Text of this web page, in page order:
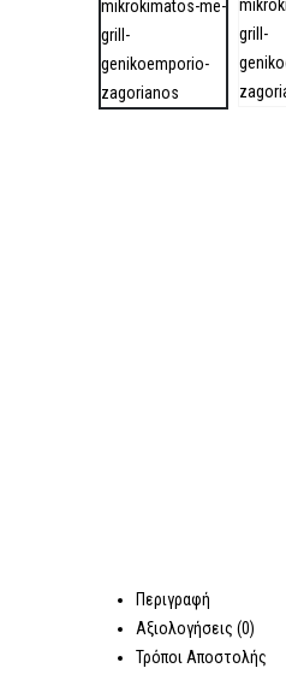
Περιγραφή
Αξιολογήσεις (0)
Τρόποι Αποστολής